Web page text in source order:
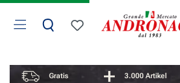
Zum Hauptinhalt springen
Du hast 0 Produkte auf
Vorteile überspringen
Gratis
3.000 Artikel